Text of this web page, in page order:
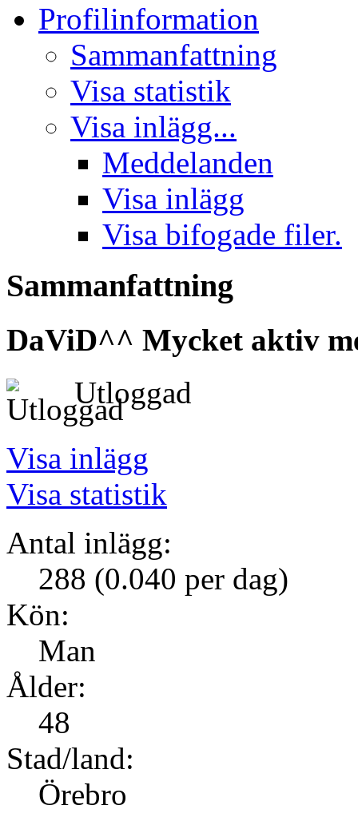
Profilinformation
Sammanfattning
Visa statistik
Visa inlägg...
Meddelanden
Visa inlägg
Visa bifogade filer.
Sammanfattning
DaViD^^ Mycket aktiv
Utloggad
Visa inlägg
Visa statistik
Antal inlägg:
288 (0.040 per dag)
Kön:
Man
Ålder:
48
Stad/land:
Örebro